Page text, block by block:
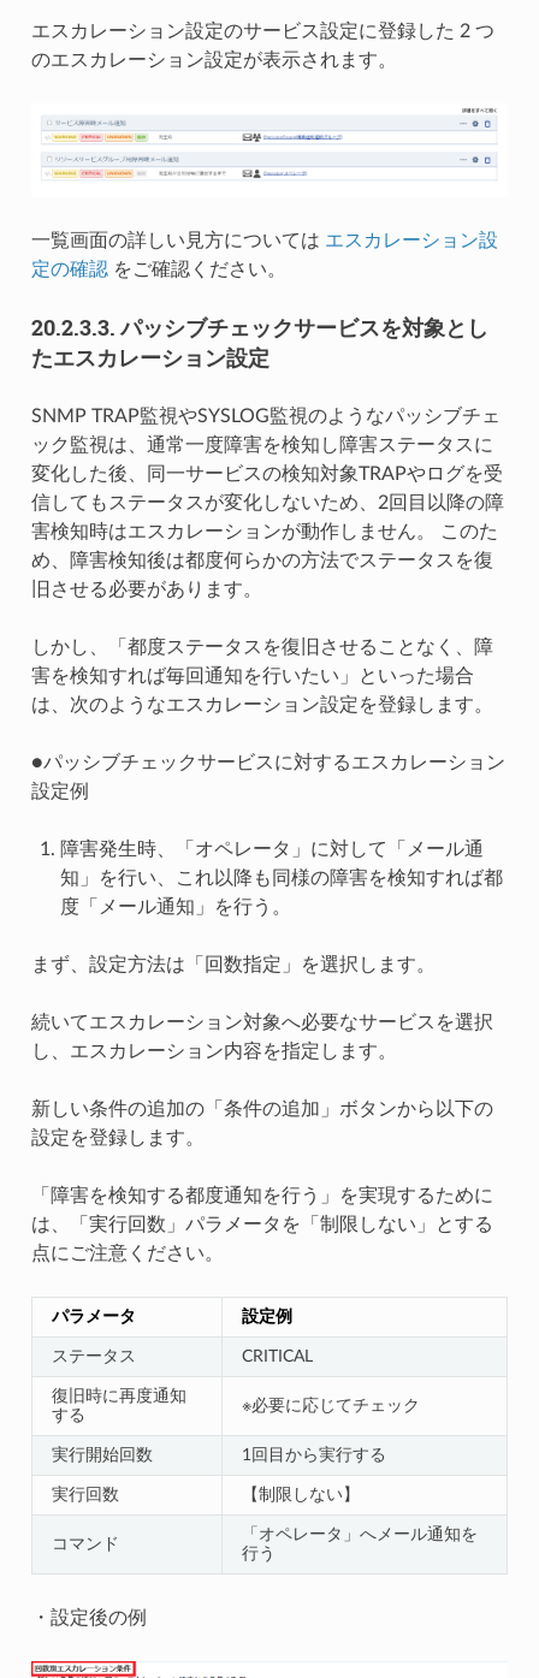
エスカレーション設定のサービス設定に登録した 2 つ
のエスカレーション設定が表示されます。
一覧画面の詳しい見方については エスカレーション設
定の確認をご確認ください。
20.2.3.3.パッシブチェックサービスを対象とし
たエスカレーション設定
SNMP TRAP監視やSYSLOG監視のようなパッシブチェ
ック監視は、通常一度障害を検知し障害ステータスに
変化した後、同一サービスの検知対象TRAPやログを受
信してもステータスが変化しないため、2回目以降の障
害検知時はエスカレーションが動作しません。 このた
め、障害検知後は都度何らかの方法でステータスを復
旧させる必要があります。
しかし、「都度ステータスを復旧させることなく、障
害を検知すれば毎回通知を行いたい」といった場合
は、次のようなエスカレーション設定を登録します。
●パッシブチェックサービスに対するエスカレーション
設定例
障害発生時、「オペレータ」に対して「メール通
知」を行い、これ以降も同様の障害を検知すれば都
度「メール通知」を行う。
まず、設定方法は「回数指定」を選択します。
続いてエスカレーション対象へ必要なサービスを選択
し、エスカレーション内容を指定します。
新しい条件の追加の「条件の追加」ボタンから以下の
設定を登録します。
「障害を検知する都度通知を行う」を実現するために
は、「実行回数」パラメータを「制限しない」とする
点にご注意ください。
パラメータ 設定例
ステータス CRITICAL
復旧時に再度通知
する
※必要に応じてチェック
実行開始回数 1回目から実行する
実行回数 【制限しない】
コマンド
「オペレータ」へメール通知を
行う
・設定後の例